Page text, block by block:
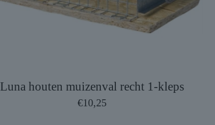
Luna houten muizenval recht 1-kleps
€10,25